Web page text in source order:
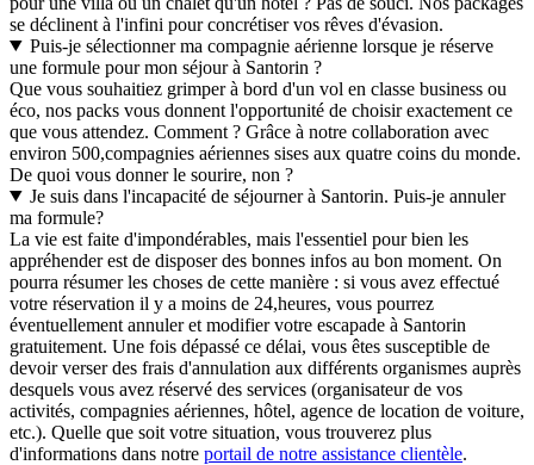
se déclinent à l'infini pour concrétiser vos rêves d'évasion.
Puis-je sélectionner ma compagnie aérienne lorsque je réserve
une formule pour mon séjour à Santorin ?
Que vous souhaitiez grimper à bord d'un vol en classe business ou
éco, nos packs vous donnent l'opportunité de choisir exactement ce
que vous attendez. Comment ? Grâce à notre collaboration avec
environ 500,compagnies aériennes sises aux quatre coins du monde.
De quoi vous donner le sourire, non ?
Je suis dans l'incapacité de séjourner à Santorin. Puis-je annuler
ma formule?
La vie est faite d'impondérables, mais l'essentiel pour bien les
appréhender est de disposer des bonnes infos au bon moment. On
pourra résumer les choses de cette manière : si vous avez effectué
votre réservation il y a moins de 24,heures, vous pourrez
éventuellement annuler et modifier votre escapade à Santorin
gratuitement. Une fois dépassé ce délai, vous êtes susceptible de
devoir verser des frais d'annulation aux différents organismes auprès
desquels vous avez réservé des services (organisateur de vos
activités, compagnies aériennes, hôtel, agence de location de voiture,
etc.). Quelle que soit votre situation, vous trouverez plus
d'informations dans notre portail de notre assistance clientèle.